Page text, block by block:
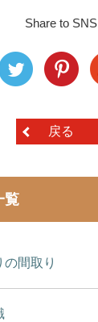
Share to SNS
戻る
覧
間取り